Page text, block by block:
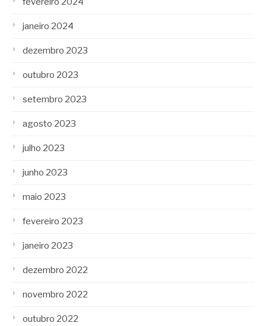
janeiro 2024
dezembro 2023
outubro 2023
setembro 2023
agosto 2023
julho 2023
junho 2023
maio 2023
fevereiro 2023
janeiro 2023
dezembro 2022
novembro 2022
outubro 2022